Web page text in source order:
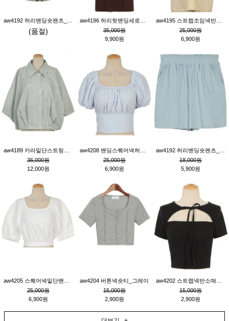
(품절)
35,000원
9,900원
25,000원
6,900원
36,000원
12,000원
25,000원
6,900원
18,000원
5,900원
25,000원
6,900원
aw4204 버튼넥숏티_그레이
15,000원
2,900원
15,000원
2,900원